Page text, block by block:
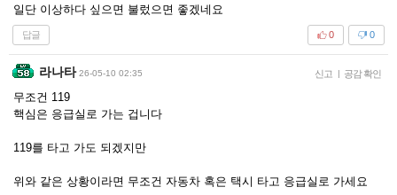
일단 이상하다 싶으면 불렀으면 좋겠네요
답글 0
0
라나타 26-05-10 02:35 신고 | 공감 확인
무조건 119
핵심은 응급실로 가는 겁니다
119를 타고 가도 되겠지만
위와 같은 상황이라면 무조건 자동차 혹은 택시 타고 응급실로 가세요